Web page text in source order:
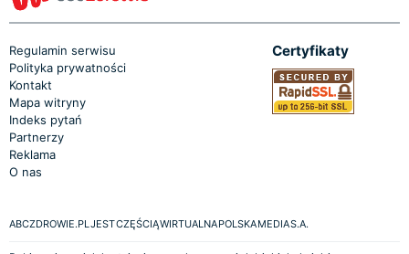
Regulamin serwisu
Polityka prywatności
Kontakt
Mapa witryny
Indeks pytań
Partnerzy
Reklama
O nas
Certyfikaty
ABCZDROWIE.PL JEST CZĘŚCIĄ WIRTUALNA POLSKA MEDIA S.A.